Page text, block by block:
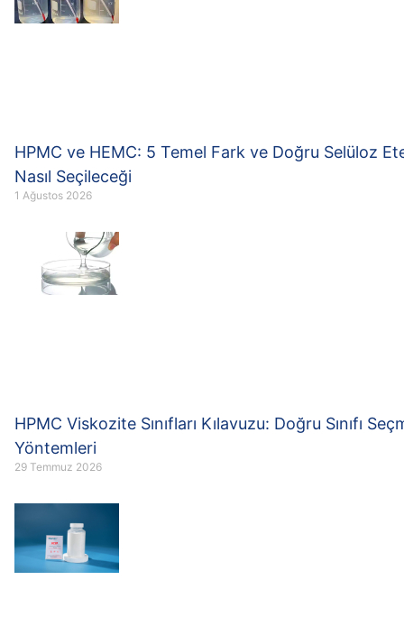
HPMC ve HEMC: 5 Temel Fark ve Doğru Selüloz
Nasıl Seçileceği
1 Ağustos 2026
HPMC Viskozite Sınıfları Kılavuzu: Doğru Sınıfı
Yöntemleri
29 Temmuz 2026